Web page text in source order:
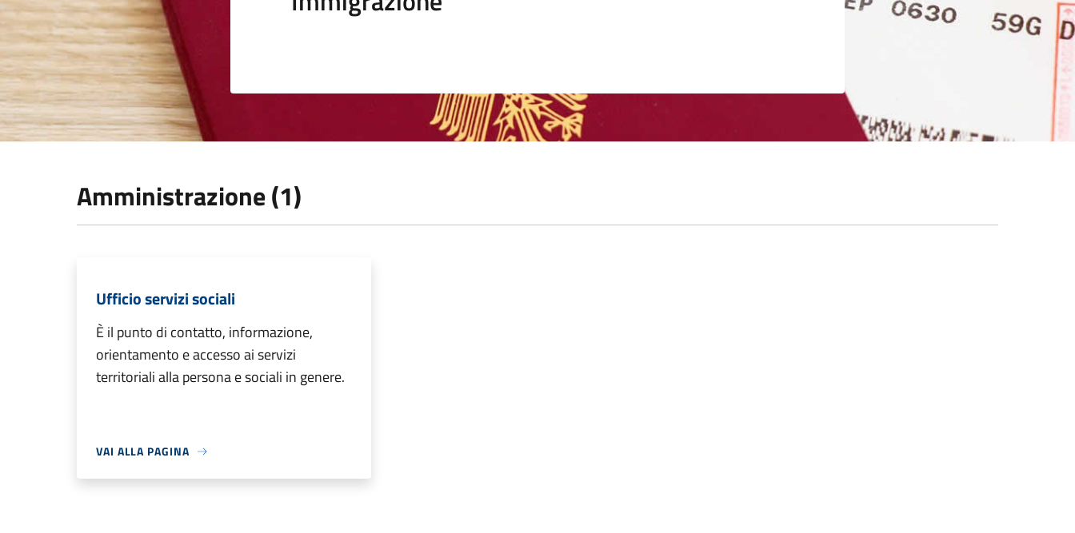
Amministrazione (1)
Ufficio servizi sociali
È il punto di contatto, informazione,
orientamento e accesso ai servizi
territoriali alla persona e sociali in genere.
VAI ALLA PAGINA